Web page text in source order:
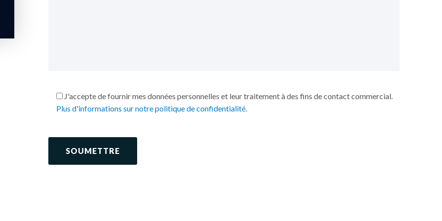
J'accepte de fournir mes données personnelles et leur traitement à des fins de contact commercial.
Plus d'informations sur notre politique de confidentialité.